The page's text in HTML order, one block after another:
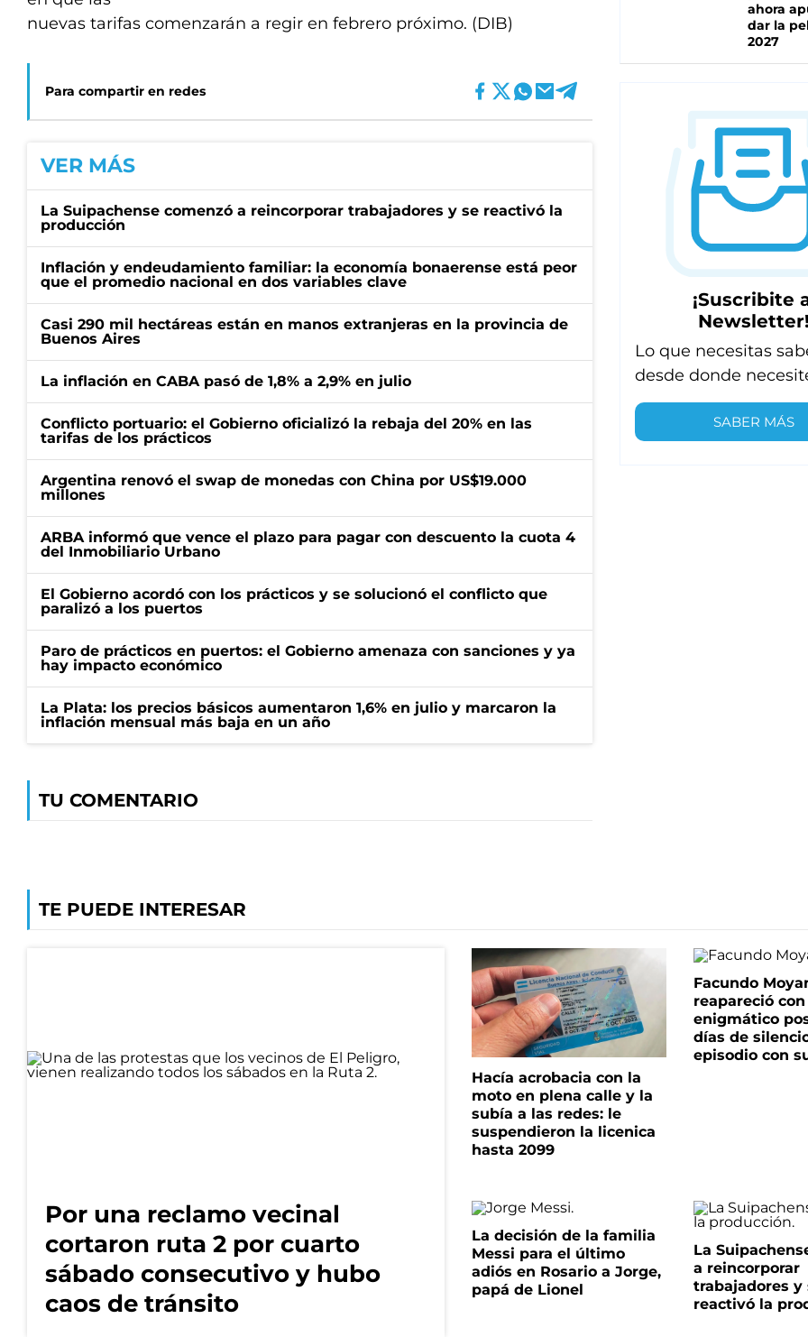
nuevas tarifas comenzarán a regir en febrero próximo. (DIB)
Para compartir en redes
VER MÁS
La Suipachense comenzó a reincorporar trabajadores y se reactivó la
producción
Inflación y endeudamiento familiar: la economía bonaerense está peor
que el promedio nacional en dos variables clave
Casi 290 mil hectáreas están en manos extranjeras en la provincia de
Buenos Aires
La inflación en CABA pasó de 1,8% a 2,9% en julio
Conflicto portuario: el Gobierno oficializó la rebaja del 20% en las
tarifas de los prácticos
Argentina renovó el swap de monedas con China por US$19.000
millones
ARBA informó que vence el plazo para pagar con descuento la cuota 4
del Inmobiliario Urbano
El Gobierno acordó con los prácticos y se solucionó el conflicto que
paralizó a los puertos
Paro de prácticos en puertos: el Gobierno amenaza con sanciones y ya
hay impacto económico
La Plata: los precios básicos aumentaron 1,6% en julio y marcaron la
inflación mensual más baja en un año
TU COMENTARIO
ahora
dar la
2027
¡Suscribite
Newsletter!
Lo que necesitas
desde donde
SABER MÁS
TE PUEDE INTERESAR
Por una reclamo vecinal
cortaron ruta 2 por cuarto
sábado consecutivo y hubo
caos de tránsito
Hacía acrobacia con la
moto en plena calle y la
subía a las redes: le
suspendieron la licenica
hasta 2099
Facundo
reapareció
enigmático
días de
episodio con
La decisión de la familia
Messi para el último
adiós en Rosario a Jorge,
papá de Lionel
La
a reincorporar
trabajadores y
reactivó la